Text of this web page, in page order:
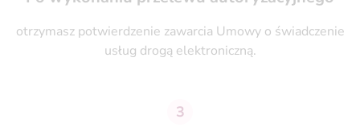
otrzymasz potwierdzenie zawarcia Umowy o świadczenie
usług drogą elektroniczną.
3